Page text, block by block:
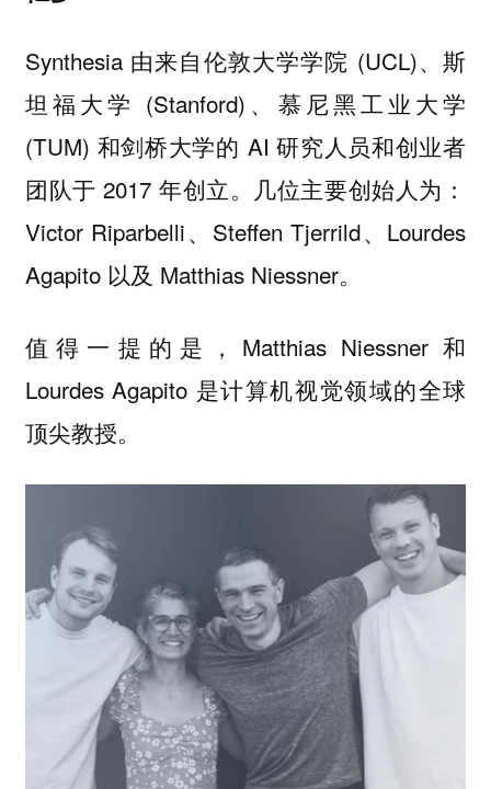
Synthesia 由来自伦敦大学学院 (UCL)、斯
坦福大学 (Stanford)、慕尼黑工业大学
(TUM) 和剑桥大学的 AI 研究人员和创业者
团队于 2017 年创立。几位主要创始人为：
Victor Riparbelli、Steffen Tjerrild、Lourdes
Agapito 以及 Matthias Niessner。
值得一提的是，Matthias Niessner 和
Lourdes Agapito 是计算机视觉领域的全球
顶尖教授。